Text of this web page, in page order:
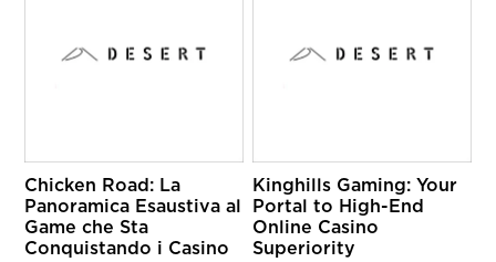
Chicken Road: La
Panoramica Esaustiva al
Game che Sta
Conquistando i Casino
Kinghills Gaming: Your
Portal to High-End
Online Casino
Superiority